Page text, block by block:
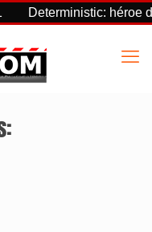
héroe del